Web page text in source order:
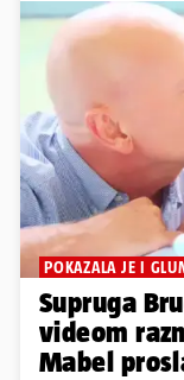
POKAZALA JE I
Supruga
videom
Mabel